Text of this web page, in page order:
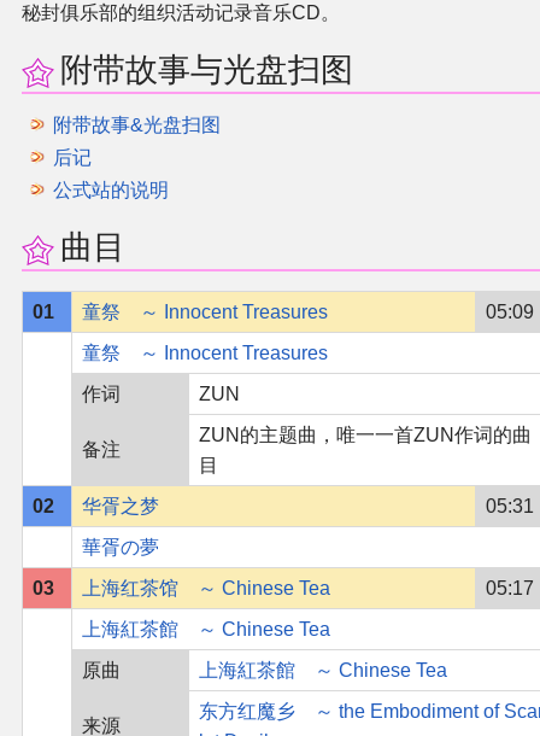
秘封俱乐部的组织活动记录音乐CD。
附带故事与光盘扫图
附带故事&光盘扫图
后记
公式站的说明
曲目
01 童祭 ～ Innocent Treasures
05:09
童祭 ～ Innocent Treasures
作词
ZUN
备注
ZUN的主题曲，唯一一首ZUN作词的曲
目
02
华胥之梦
05:31
華胥の夢
03
上海红茶馆 ～ Chinese Tea
05:17
上海紅茶館 ～ Chinese Tea
原曲
上海紅茶館 ～ Chinese Tea
来源
东方红魔乡 ～ the Embodiment of